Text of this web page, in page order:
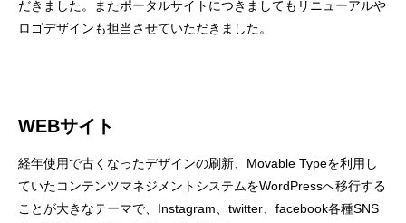
だきました。またポータルサイトにつきましてもリニューアルや
ロゴデザインも担当させていただきました。
WEBサイト
経年使用で古くなったデザインの刷新、Movable Typeを利用し
ていたコンテンツマネジメントシステムをWordPressへ移行する
ことが大きなテーマで、Instagram、twitter、facebook各種SNS